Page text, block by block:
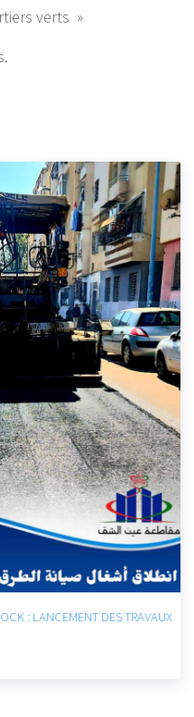
verts »
LANCEMENT DES TRAVAUX